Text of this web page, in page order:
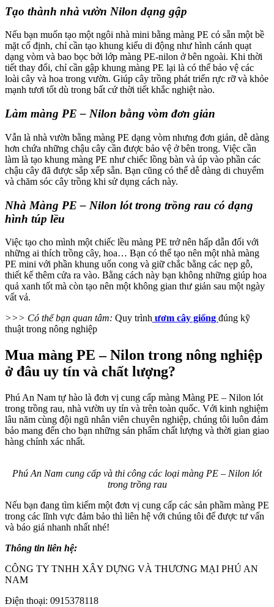
Tạo thành nhà vườn Nilon dạng gập
Nếu bạn muốn tạo một ngôi nhà mini bằng màng PE có sẵn một bề
mặt cố định, chỉ cần tạo khung kiểu di động như hình cánh quạt
dạng vòm và bao bọc bởi lớp màng PE-nilon ở bên ngoài. Khi thời
tiết thay đổi, chỉ cần gập khung màng PE lại là có thể bảo vệ các
loài cây và hoa trong vườn. Giúp cây trồng phát triển rực rỡ và khỏe
mạnh tươi tốt dù trong bất cứ thời tiết khắc nghiệt nào.
Làm màng PE – Nilon bằng vòm đơn giản
Vẫn là nhà vườn bằng màng PE dạng vòm nhưng đơn giản, dễ dàng
hơn chứa những chậu cây cần được bảo vệ ở bên trong. Việc cần
làm là tạo khung màng PE như chiếc lồng bàn và úp vào phần các
chậu cây đã được sắp xếp sẵn. Bạn cũng có thể dễ dàng di chuyểm
và chăm sóc cây trồng khi sử dụng cách này.
Nhà Màng PE – Nilon lót trong trồng rau có dạng
hình túp lều
Việc tạo cho mình một chiếc lều màng PE trở nên hấp dẫn đối với
những ai thích trồng cây, hoa… Bạn có thể tạo nên một nhà màng
PE mini với phần khung uốn cong và giữ chắc bằng các nẹp gỗ,
thiết kế thêm cửa ra vào. Bằng cách này bạn không những giúp hoa
quả xanh tốt mà còn tạo nên một không gian thư giản sau một ngày
vất vả.
>>> Có thể bạn quan tâm: Quy trình ươm cây giống đúng kỹ
thuật trong nông nghiệp
Mua màng PE – Nilon trong nông nghiệp
ở đâu uy tín và chất lượng?
Phú An Nam tự hào là đơn vị cung cấp màng Màng PE – Nilon lót
trong trồng rau, nhà vườn uy tín và trên toàn quốc. Với kinh nghiệm
lâu năm cùng đội ngũ nhân viên chuyên nghiệp, chúng tôi luôn đảm
bảo mang đến cho bạn những sản phẩm chất lượng và thời gian giao
hàng chính xác nhất.
Phú An Nam cung cấp và thi công các loại màng PE – Nilon lót
trong trồng rau
Nếu bạn đang tìm kiếm một đơn vị cung cấp các sản phầm màng PE
trong các lĩnh vực đảm bảo thì liên hệ với chúng tôi để được tư vấn
và báo giá nhanh nhất nhé!
Thông tin liên hệ:
CÔNG TY TNHH XÂY DỰNG VÀ THƯƠNG MẠI PHÚ AN
NAM
Điện thoại: 0915378118